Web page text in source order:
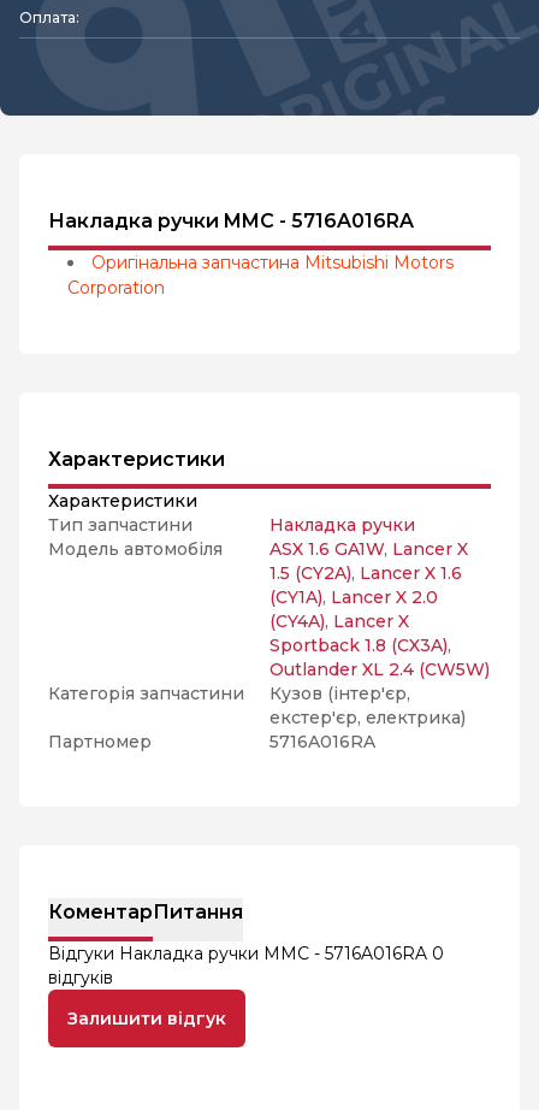
Оплата:
Накладка ручки MMC - 5716A016RA
Оригінальна запчастина Mitsubishi Motors
Corporation
Характеристики
Характеристики
Тип запчастини
Накладка ручки
Модель автомобіля
ASX 1.6 GA1W, Lancer X
1.5 (CY2A), Lancer X 1.6
(CY1A), Lancer X 2.0
(CY4A), Lancer X
Sportback 1.8 (CX3A),
Outlander XL 2.4 (CW5W)
Категорія запчастини
Кузов (інтер'єр,
екстер'єр, електрика)
Партномер
5716A016RA
КоментарПитання
Відгуки Накладка ручки MMC - 5716A016RA 0
відгуків
Залишити відгук